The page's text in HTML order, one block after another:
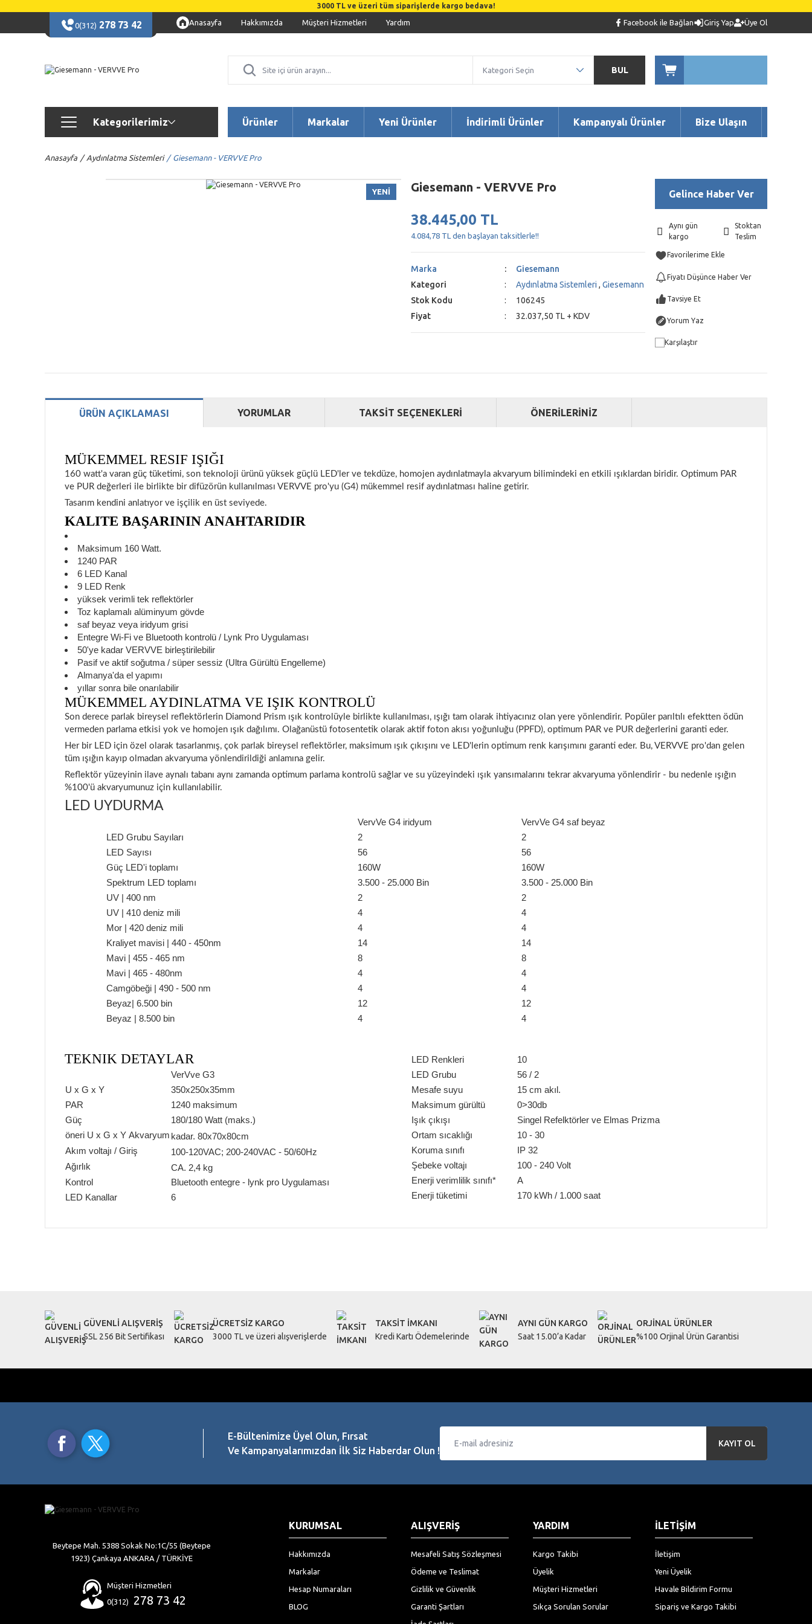
3000 TL ve üzeri tüm siparişlerde kargo bedava!
0(312) 278 73 42 Anasayfa Hakkımızda Müşteri Hizmetleri Yardım Facebook ile Bağlan Giriş Yap Üye Ol
BUL
Kategorilerimiz Ürünler Markalar Yeni Ürünler İndirimli Ürünler Kampanyalı Ürünler Bize Ulaşın
Anasayfa Aydınlatma Sistemleri Giesemann - VERVVE Pro
YENİ Giesemann - VERVVE Pro
38.445,00 TL
4.084,78 TL den başlayan taksitlerle!!
Marka
Giesemann
Kategori
Aydınlatma Sistemleri ,Giesemann
Stok Kodu
106245
Fiyat
32.037,50 TL + KDV
Gelince Haber Ver
Aynı gün
kargo
Stoktan
Teslim
Fiyatı Düşünce Haber Ver
Tavsiye Et
Yorum Yaz
Karşılaştır
ÜRÜN AÇIKLAMASI YORUMLAR TAKSİT SEÇENEKLERİ ÖNERİLERİNİZ
MÜKEMMEL RESIF IŞIĞI
160 watt'a varan güç tüketimi, son teknoloji ürünü yüksek güçlü LED'ler ve tekdüze, homojen aydınlatmayla akvaryum bilimindeki en etkili ışıklardan biridir. Optimum PAR
ve PUR değerleri ile birlikte bir difüzörün kullanılması VERVVE pro'yu (G4) mükemmel resif aydınlatması haline getirir.
Tasarım kendini anlatıyor ve işçilik en üst seviyede.
KALITE BAŞARININ ANAHTARIDIR
Maksimum 160 Watt.
1240 PAR
6 LED Kanal
9 LED Renk
yüksek verimli tek reflektörler
Toz kaplamalı alüminyum gövde
saf beyaz veya iridyum grisi
Entegre Wi-Fi ve Bluetooth kontrolü / Lynk Pro Uygulaması
50'ye kadar VERVVE birleştirilebilir
Pasif ve aktif soğutma / süper sessiz (Ultra Gürültü Engelleme)
Almanya'da el yapımı
yıllar sonra bile onarılabilir
MÜKEMMEL AYDINLATMA VE IŞIK KONTROLÜ
Son derece parlak bireysel reflektörlerin Diamond Prism ışık kontrolüyle birlikte kullanılması, ışığı tam olarak ihtiyacınız olan yere yönlendirir. Popüler parıltılı efektten ödün
vermeden parlama etkisi yok ve homojen ışık dağılımı. Olağanüstü fotosentetik olarak aktif foton akısı yoğunluğu (PPFD), optimum PAR ve PUR değerlerini garanti eder.
Her bir LED için özel olarak tasarlanmış, çok parlak bireysel reflektörler, maksimum ışık çıkışını ve LED'lerin optimum renk karışımını garanti eder. Bu, VERVVE pro'dan gelen
tüm ışığın kayıp olmadan akvaryuma yönlendirildiği anlamına gelir.
Reflektör yüzeyinin ilave aynalı tabanı aynı zamanda optimum parlama kontrolü sağlar ve su yüzeyindeki ışık yansımalarını tekrar akvaryuma yönlendirir - bu nedenle ışığın
%100'ü akvaryumunuz için kullanılabilir.
LED UYDURMA
VervVe G4 iridyum
VervVe G4 saf beyaz
LED Grubu Sayıları
2
2
LED Sayısı
56
56
Güç LED'i toplamı
160W
160W
Spektrum LED toplamı
3.500 - 25.000 Bin
3.500 - 25.000 Bin
UV | 400 nm 2
2
UV | 410 deniz mili 4
4
Mor | 420 deniz mili 4
4
Kraliyet mavisi | 440 - 450nm 14
14
Mavi | 455 - 465 nm 8
8
Mavi | 465 - 480nm 4
4
Camgöbeği | 490 - 500 nm 4
4
Beyaz| 6.500 bin 12
12
Beyaz | 8.500 bin 4 4
TEKNIK DETAYLAR
VerVve G3
U x G x Y
350x250x35mm
PAR
1240 maksimum
Güç
180/180 Watt (maks.)
öneri U x G x Y Akvaryum kadar. 80x70x80cm
Akım voltajı / Giriş
100-120VAC; 200-240VAC - 50/60Hz
Ağırlık
CA. 2,4 kg
Kontrol
Bluetooth entegre - lynk pro Uygulaması
LED Kanallar
6
LED Renkleri
10
LED Grubu
56 / 2
Mesafe suyu
15 cm akıl.
Maksimum gürültü
0>30db
Işık çıkışı
Singel Refelktörler ve Elmas Prizma
Ortam sıcaklığı
10 - 30
Koruma sınıfı
IP 32
Şebeke voltajı
100 - 240 Volt
Enerji verimlilik sınıfı*
A
Enerji tüketimi
170 kWh / 1.000 saat
Ürün açıklamasında eksik bilgiler bulunuyor.
Ürün bilgilerinde hatalar bulunuyor.
Bu ürüne benzer farklı alternatifler olmalı.
Gönder
GÜVENLİ ALIŞVERİŞ
SSL 256 Bit Sertifikası
ÜCRETSİZ KARGO
3000 TL ve üzeri alışverişlerde
TAKSİT İMKANI
Kredi Kartı Ödemelerinde
AYNI GÜN KARGO
Saat 15.00’a Kadar
ORJİNAL ÜRÜNLER
%100 Orjinal Ürün Garantisi
E-Bültenimize Üyel Olun, Fırsat
Ve Kampanyalarımızdan İlk Siz Haberdar Olun !
KAYIT OL
Beytepe Mah. 5388 Sokak No:1C/55 (Beytepe
1923) Çankaya ANKARA / TÜRKİYE
Müşteri Hizmetleri
0(312)
278 73 42
KURUMSAL
Hakkımızda
Markalar
Hesap Numaraları
BLOG
ALIŞVERİŞ
Mesafeli Satış Sözleşmesi
Ödeme ve Teslimat
Gizlilik ve Güvenlik
Garanti Şartları
YARDIM
Kargo Takibi
Üyelik
Müşteri Hizmetleri
Sıkça Sorulan Sorular
İLETİŞİM
İletişim
Yeni Üyelik
Havale Bildirim Formu
Sipariş ve Kargo Takibi